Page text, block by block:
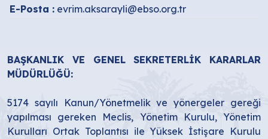
E-Posta : evrim.aksarayli@ebso.org.tr
BAŞKANLIK VE GENEL SEKRETERLİK KARARLAR
MÜDÜRLÜĞÜ:
5174 sayılı Kanun/Yönetmelik ve yönergeler gereği
yapılması gereken Meclis, Yönetim Kurulu, Yönetim
Kurulları Ortak Toplantısı ile Yüksek İstişare Kurulu